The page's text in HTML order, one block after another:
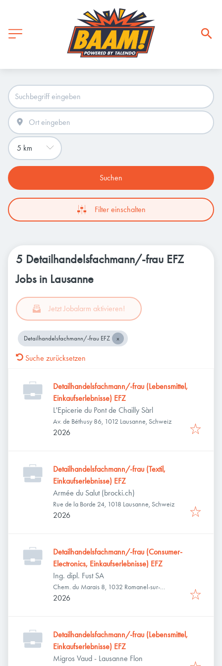
Suchen
Filter einschalten
5 Detailhandelsfachmann/-frau EFZ
Jobs in Lausanne
Jetzt Jobalarm aktivieren!
Detailhandelsfachmann/-frau EFZ
Suche zurücksetzen
Detailhandelsfachmann/-frau (Lebensmittel,
Einkaufserlebnisse) EFZ
L'Epicerie du Pont de Chailly Sàrl
Av. de Béthusy 86, 1012 Lausanne, Schweiz
2026
Detailhandelsfachmann/-frau (Textil,
Einkaufserlebnisse) EFZ
Armée du Salut (brocki.ch)
Rue de la Borde 24, 1018 Lausanne, Schweiz
2026
Detailhandelsfachmann/-frau (Consumer-
Electronics, Einkaufserlebnisse) EFZ
Ing. dipl. Fust SA
Chem. du Marais 8, 1032 Romanel-sur-
Lausanne, Schweiz
2026
Detailhandelsfachmann/-frau (Lebensmittel,
Einkaufserlebnisse) EFZ
Migros Vaud - Lausanne Flon